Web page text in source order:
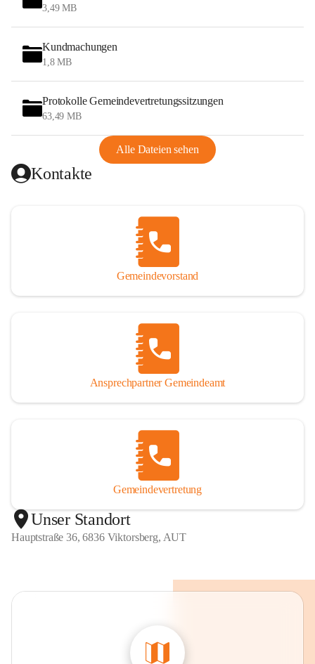
3,49 MB
Kundmachungen
1,8 MB
Protokolle Gemeindevertretungssitzungen
63,49 MB
Alle Dateien sehen
Kontakte
Gemeindevorstand
Ansprechpartner Gemeindeamt
Gemeindevertretung
Unser Standort
Hauptstraße 36, 6836 Viktorsberg, AUT